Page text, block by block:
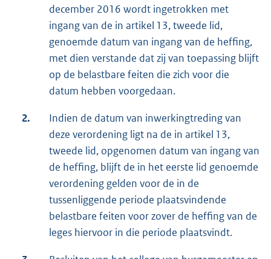
december 2016 wordt ingetrokken met
ingang van de in artikel 13, tweede lid,
genoemde datum van ingang van de heffing,
met dien verstande dat zij van toepassing blijft
op de belastbare feiten die zich voor die
datum hebben voorgedaan.
2.
Indien de datum van inwerkingtreding van
deze verordening ligt na de in artikel 13,
tweede lid, opgenomen datum van ingang van
de heffing, blijft de in het eerste lid genoemde
verordening gelden voor de in de
tussenliggende periode plaatsvindende
belastbare feiten voor zover de heffing van de
leges hiervoor in die periode plaatsvindt.